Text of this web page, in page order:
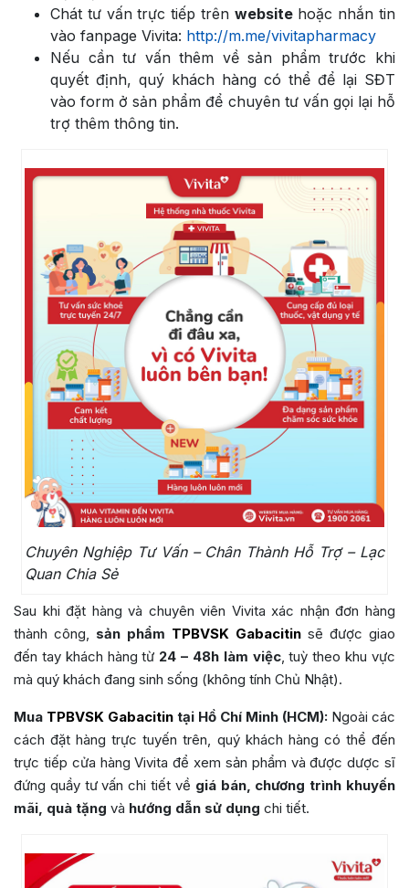
Chát tư vấn trực tiếp trên websitehoặc nhắn tin
vào fanpage Vivita: http://m.me/vivitapharmacy
Nếu cần tư vấn thêm về sản phẩm trước khi
quyết định, quý khách hàng có thể để lại SĐT
vào form ở sản phẩm để chuyên tư vấn gọi lại hỗ
trợ thêm thông tin.
Chuyên Nghiệp Tư Vấn – Chân Thành Hỗ Trợ – Lạc
Quan Chia Sẻ
Sau khi đặt hàng và chuyên viên Vivita xác nhận đơn hàng
thành công, sản phẩm TPBVSK Gabacitin sẽ được giao
đến tay khách hàng từ 24 – 48h làm việc, tuỳ theo khu vực
mà quý khách đang sinh sống (không tính Chủ Nhật).
Mua TPBVSK Gabacitin tại Hồ Chí Minh (HCM): Ngoài các
cách đặt hàng trực tuyến trên, quý khách hàng có thể đến
trực tiếp cửa hàng Vivita để xem sản phẩm và được dược sĩ
đứng quầy tư vấn chi tiết về giá bán, chương trình khuyến
mãi, quà tặng và hướng dẫn sử dụng chi tiết.